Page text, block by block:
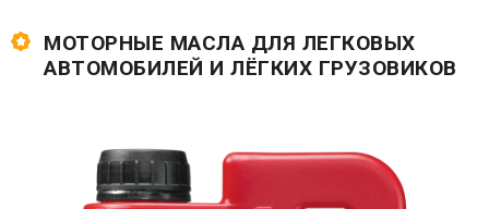
МОТОРНЫЕ МАСЛА ДЛЯ ЛЕГКОВЫХ
АВТОМОБИЛЕЙ И ЛЁГКИХ ГРУЗОВИКОВ